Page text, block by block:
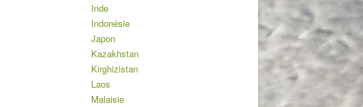
Inde
Indonésie
Japon
Kazakhstan
Kirghizistan
Laos
Malaisie